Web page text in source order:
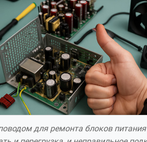
для ремонта блоков